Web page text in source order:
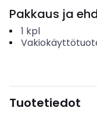
Pakkaus ja
1 kpl
Tuotetiedot